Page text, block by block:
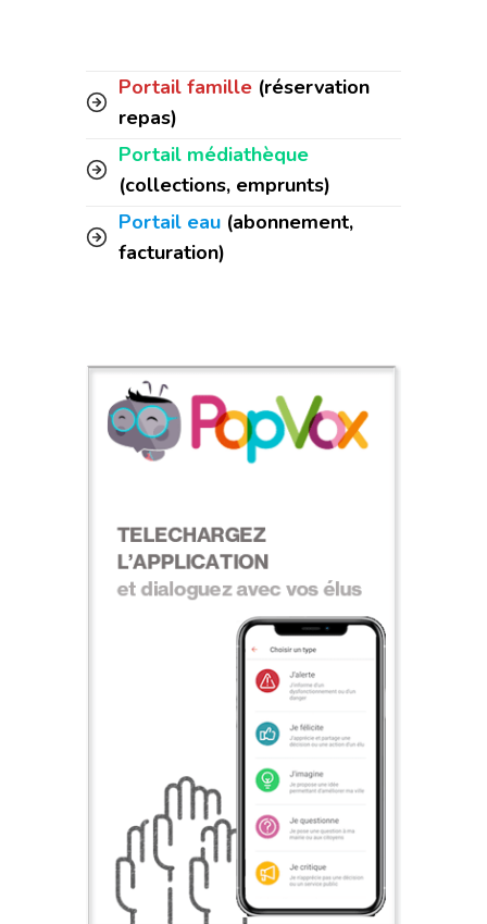
Portail famille (réservation
repas)
Portail médiathèque
(collections, emprunts)
Portail eau (abonnement,
facturation)